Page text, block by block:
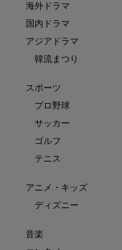
海外ドラマ
国内ドラマ
アジアドラマ
韓流まつり
スポーツ
プロ野球
サッカー
ゴルフ
テニス
アニメ・キッズ
ディズニー
音楽